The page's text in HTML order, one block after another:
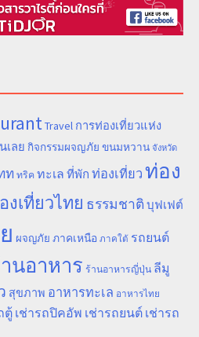
Travel การท่องเที่ยวแห่ง
เลย กิจกรรมผจญภัย ขนมหวาน จังหวัด
ท ทริค ทะเล ที่พัก ท่องเที่ยวท่อง
งเที่ยวไทย ธรรมชาติ บุฟเฟต์
ผจญภัย ภาคเหนือ ภาคใต้ รถยนต์
นอาหาร ร้านอาหารญี่ปุ่น ลีมู
สุขภาพ อาหารทะเล อาหารไทย
ตู้ เช่ารถปิคอัพ เช่ารถยนต์ เช่ารถ